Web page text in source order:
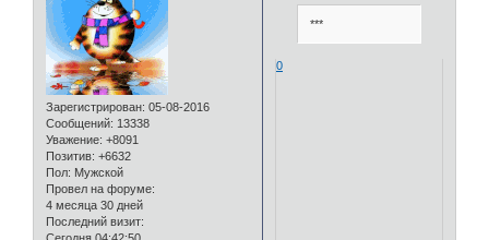
Зарегистрирован: 05-08-2016
Сообщений: 13338
Уважение: +8091
Позитив: +6632
Пол: Мужской
Провел на форуме:
4 месяца 30 дней
Последний визит:
***
0